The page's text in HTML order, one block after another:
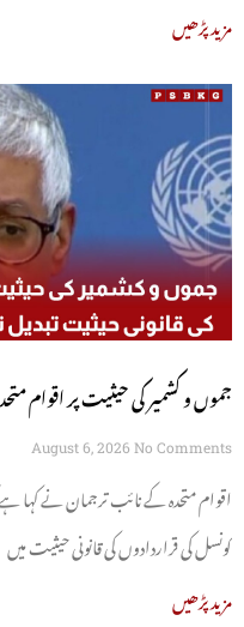
مزید پڑھیں
جموں و کشمیر کی حیثیت پر اقوام
ہوئی: نائب ترجمان یو این
August 6, 2026 No Comments
اقوام متحدہ کے نائب ترجمان نے کہا
کونسل کی قراردادوں کی قانونی حیثیت میں
مزید پڑھیں